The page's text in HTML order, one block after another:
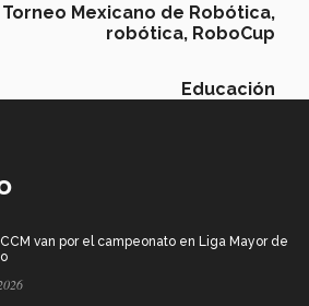
Torneo Mexicano de Robótica,
robótica, RoboCup
Educación
van por el campeonato en Liga Mayor de